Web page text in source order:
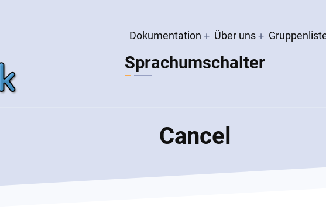
Hauptnavigation
Dokumentation Über uns
Sprachumschalter
Cancel